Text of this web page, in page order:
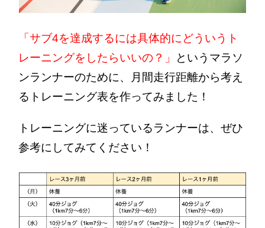
「サブ4を達成するには具体的にどういうト
レーニングをしたらいいの？」
というマラソ
ンランナーのために、月間走行距離から考え
るトレーニング表を作ってみました！
トレーニングに迷っているランナーは、ぜひ
参考にしてみてください！